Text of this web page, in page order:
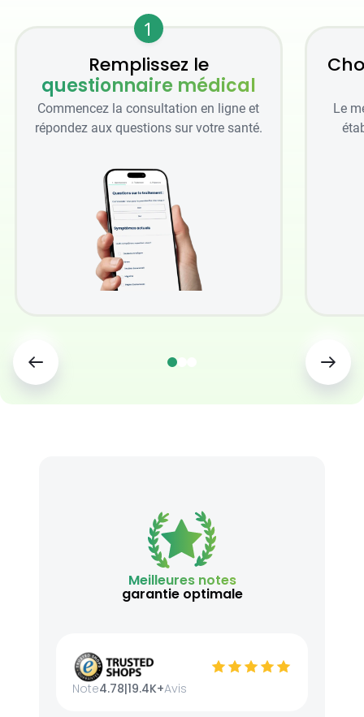
1
Remplissez le
questionnaire médical
Commencez la consultation en ligne et
répondez aux questions sur votre santé.
Le
Meilleures notes
garantie optimale
Note4.78|19.4K+Avis